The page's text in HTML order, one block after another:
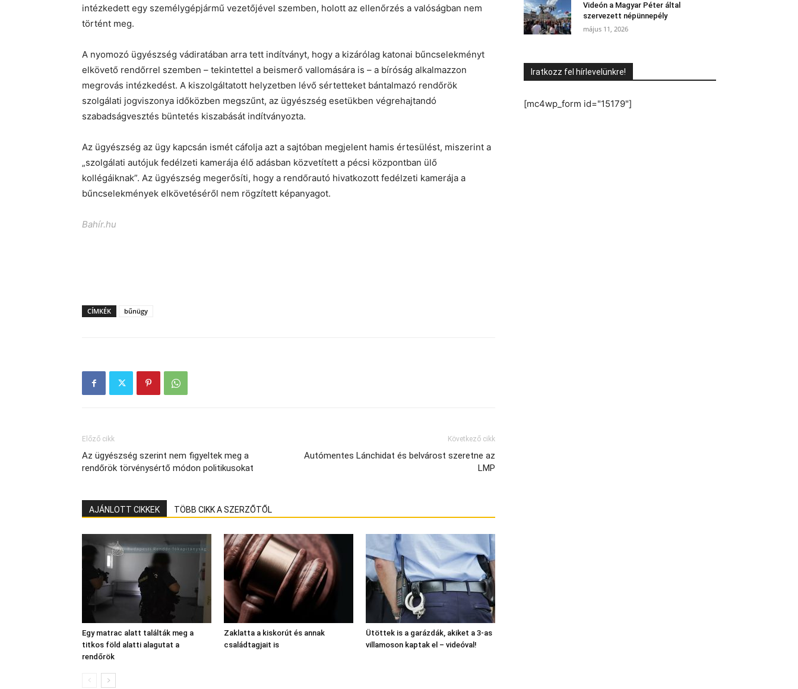
intézkedett egy személygépjármű vezetőjével szemben, holott az ellenőrzés a valóságban nem
történt meg.
A nyomozó ügyészség vádiratában arra tett indítványt, hogy a kizárólag katonai bűncselekményt
elkövető rendőrrel szemben – tekintettel a beismerő vallomására is – a bíróság alkalmazzon
megrovás intézkedést. A kiszolgáltatott helyzetben lévő sértetteket bántalmazó rendőrök
szolgálati jogviszonya időközben megszűnt, az ügyészség esetükben végrehajtandó
szabadságvesztés büntetés kiszabását indítványozta.
Az ügyészség az ügy kapcsán ismét cáfolja azt a sajtóban megjelent hamis értesülést, miszerint a
„szolgálati autójuk fedélzeti kamerája élő adásban közvetített a pécsi központban ülő
kollégáiknak”. Az ügyészség megerősíti, hogy a rendőrautó hivatkozott fedélzeti kamerája a
bűncselekmények elkövetéséről nem rögzített képanyagot.
Bahír.hu
CÍMKÉK bűnügy
Előző cikk
Az ügyészség szerint nem figyeltek meg a
rendőrök törvénysértő módon politikusokat
Következő cikk
Autómentes Lánchidat és belvárost szeretne az
LMP
AJÁNLOTT CIKKEK TÖBB CIKK A SZERZŐTŐL
Egy matrac alatt találták meg a
titkos föld alatti alagutat a
rendőrök
Zaklatta a kiskorút és annak
családtagjait is
Ütöttek is a garázdák, akiket a 3-as
villamoson kaptak el – videóval!
Videón a Magyar Péter által
szervezett népünnepély
május 11, 2026
Iratkozz fel hírlevelünkre!
[mc4wp_form id="15179"]